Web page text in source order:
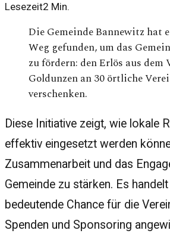
Lesezeit2 Min.
Die Gemeinde Bannewitz hat
Weg gefunden, um das
zu fördern: den Erlös aus dem
Goldunzen an 30 örtliche
verschenken.
Diese Initiative zeigt, wie lokale
effektiv eingesetzt werden
Zusammenarbeit und das
Gemeinde zu stärken. Es
bedeutende Chance für die
Spenden und Sponsoring